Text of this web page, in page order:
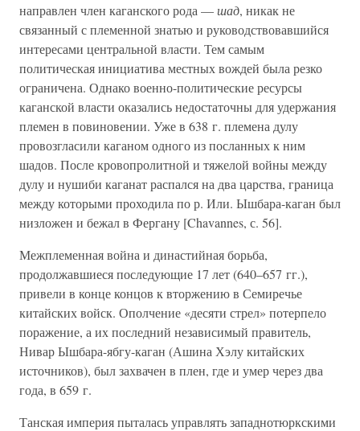
направлен член каганского рода —шад, никак не
связанный с племенной знатью и руководствовавшийся
интересами центральной власти. Тем самым
политическая инициатива местных вождей была резко
ограничена. Однако военно-политические ресурсы
каганской власти оказались недостаточны для удержания
племен в повиновении. Уже в 638 г. племена дулу
провозгласили каганом одного из посланных к ним
шадов. После кровопролитной и тяжелой войны между
дулу и нушиби каганат распался на два царства, граница
между которыми проходила по р. Или. Ышбара-каган был
низложен и бежал в Фергану [Chavannes, с. 56].
Межплеменная война и династийная борьба,
продолжавшиеся последующие 17 лет (640–657 гг.),
привели в конце концов к вторжению в Семиречье
китайских войск. Ополчение «десяти стрел» потерпело
поражение, а их последний независимый правитель,
Нивар Ышбара-ябгу-каган (Ашина Хэлу китайских
источников), был захвачен в плен, где и умер через два
года, в 659 г.
Танская империя пыталась управлять западнотюркскими